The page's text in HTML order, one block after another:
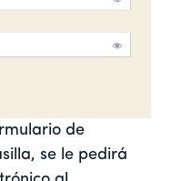
de
se le pedirá